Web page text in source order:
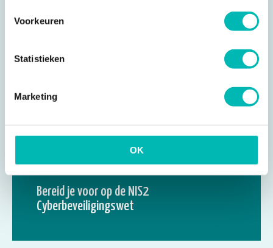
Voorkeuren
Statistieken
Marketing
OK
12 FEB 2025
Bereid je voor op de NIS2
Cyberbeveiligingswet